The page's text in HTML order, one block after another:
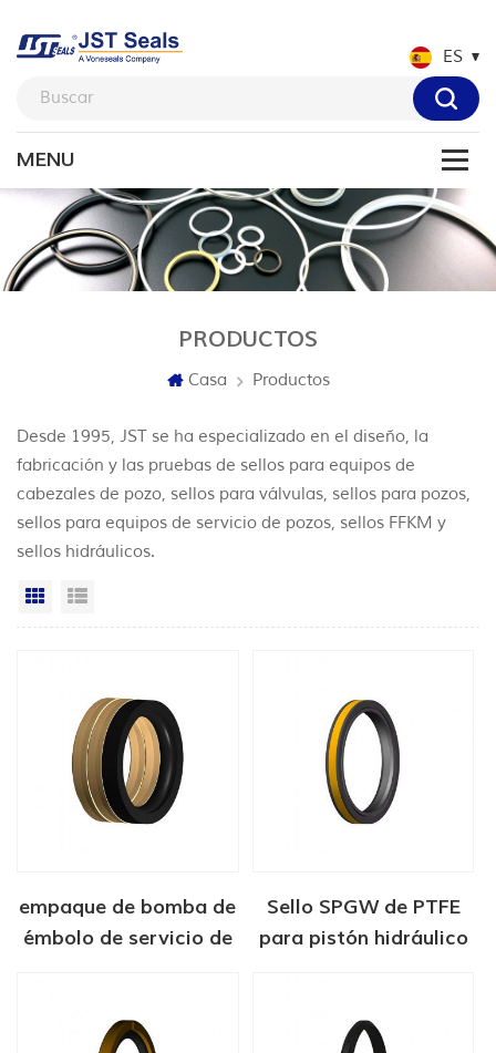
ES
PRODUCTOS
Casa Productos
Desde 1995, JST se ha especializado en el diseño, la
fabricación y las pruebas de sellos para equipos de
cabezales de pozo, sellos para válvulas, sellos para pozos,
sellos para equipos de servicio de pozos, sellos FFKM y
sellos hidráulicos.
Vista en cuadrícula
empaque de bomba de
émbolo de servicio de
Sello SPGW de PTFE
para pistón hidráulico